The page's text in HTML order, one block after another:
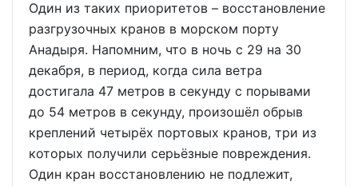
Один из таких приоритетов – восстановление
разгрузочных кранов в морском порту
Анадыря. Напомним, что в ночь с 29 на 30
декабря, в период, когда сила ветра
достигала 47 метров в секунду с порывами
до 54 метров в секунду, произошёл обрыв
креплений четырёх портовых кранов, три из
которых получили серьёзные повреждения.
Один кран восстановлению не подлежит,